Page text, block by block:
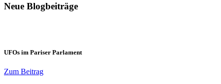
Neue Blogbeiträge
UFOs im Pariser Parlament
Zum Beitrag